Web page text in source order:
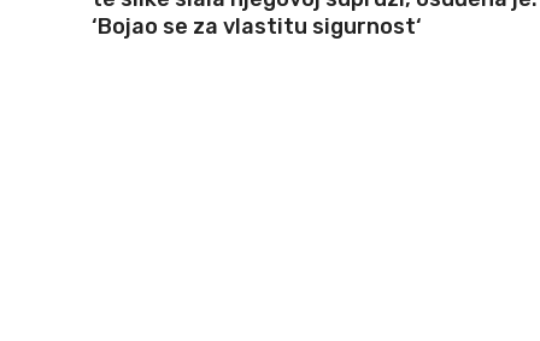
‘Bojao se za vlastitu sigurnost‘